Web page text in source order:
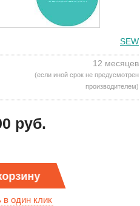
SEW
12 месяцев
(если иной срок не предусмотрен
производителем)
руб.
в один клик